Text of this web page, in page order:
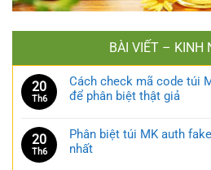
BÀI VIẾT – KINH
20
Th6
Cách check mã code túi
để phân biệt thật giả
20
Th6
Phân biệt túi MK auth
nhất